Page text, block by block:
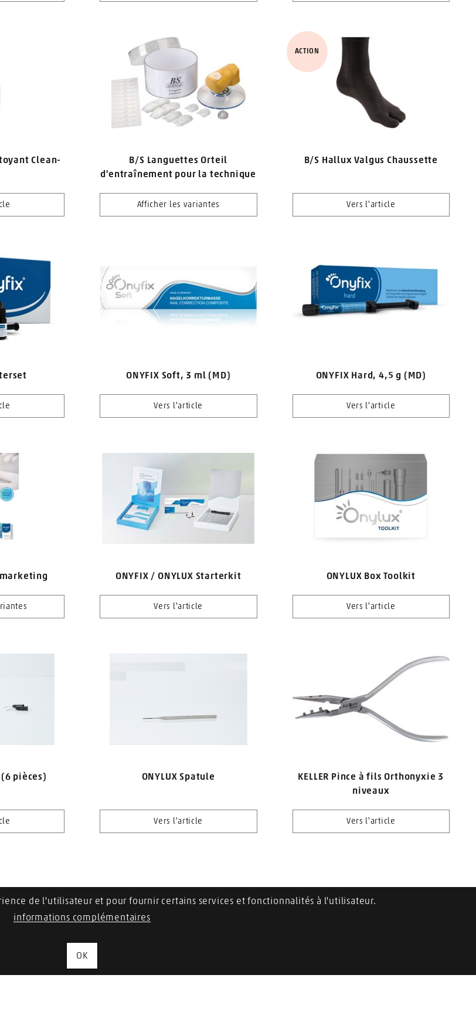
Clean-
B/S Languettes Orteil
d'entraînement pour la technique
Afficher les variantes
B/S Hallux Valgus Chaussette
Vers l'article
ACTION
ONYFIX Soft, 3 ml (MD)
Vers l'article
ONYFIX Hard, 4,5 g (MD)
Vers l'article
ONYFIX / ONYLUX Starterkit
Vers l'article
ONYLUX Box Toolkit
Vers l'article
(6 pièces) ONYLUX Spatule
Vers l'article
KELLER Pince à fils Orthonyxie 3
niveaux
Vers l'article
1 2
de l'utilisateur et pour fournir certains services et fonctionnalités à l'utilisateur.
informations complémentaires
OK